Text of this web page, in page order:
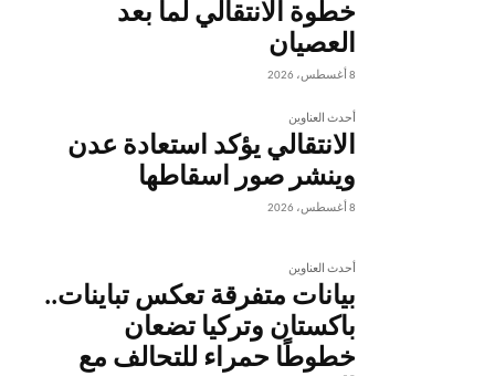
خطوة الانتقالي لما بعد
العصيان
8 أغسطس، 2026
أحدث العناوين
الانتقالي يؤكد استعادة عدن
وينشر صور اسقاطها
8 أغسطس، 2026
أحدث العناوين
بيانات متفرقة تعكس تباينات..
باكستان وتركيا تضعان
خطوطًا حمراء للتحالف مع